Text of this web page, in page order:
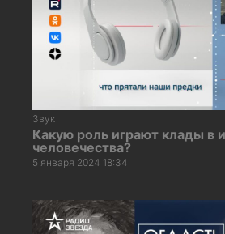
Звук
Какую роль играют клады в
человечества?
5 января 2024 18:34